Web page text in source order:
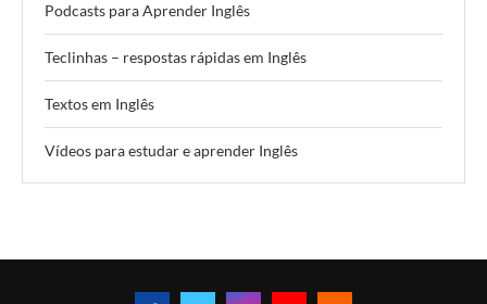
Podcasts para Aprender Inglês
Teclinhas – respostas rápidas em Inglês
Textos em Inglês
Vídeos para estudar e aprender Inglês